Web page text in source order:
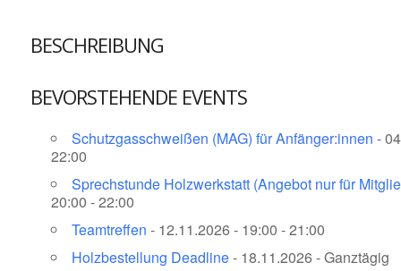
BESCHREIBUNG
BEVORSTEHENDE EVENTS
Schutzgasschweißen (MAG) für Anfänger:innen -
22:00
Sprechstunde Holzwerkstatt (Angebot nur für
20:00 - 22:00
Teamtreffen - 12.11.2026 - 19:00 - 21:00
Holzbestellung Deadline- 18.11.2026 - Ganztägig